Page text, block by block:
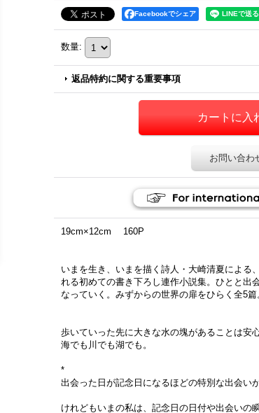
Facebookでシェア
数量:
返品特約に関する重要事項
お問い合わ
19cm×12cm 160P
いまを生き、いまを描く詩人・大崎清夏による
れる初めての書き下ろし連作小説集。ひとと出
なっていく。みずからの世界の扉をひらく全5篇
歩いていった先に大きな水の塊があることは安心
海でも川でも湖でも。
*
出会った日が記念日になるほどの特別な出会い
けれどもいまの私は、記念日の日付や出会いの